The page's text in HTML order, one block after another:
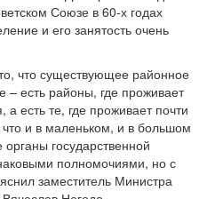
Союзе в 60-х годах
и его занятость очень
что существующее районное
есть районы, где проживает
есть те, где проживает почти
и в маленьком, и в большом
государственной
полномочиями, но с
заместитель Министра